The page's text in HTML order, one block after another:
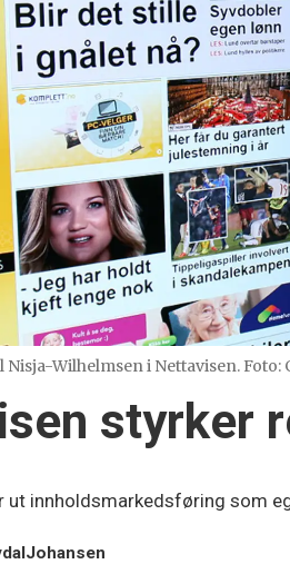
Wilhelmsen i Nettavisen. Foto:
styrker
ut innholdsmarkedsføring som
Johansen